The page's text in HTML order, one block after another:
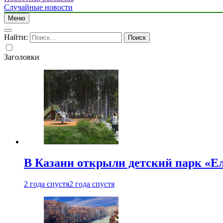
Случайные новости
Меню
Найти:
Заголовки
В Казани открыли детский парк
2 года спустя2 года спустя